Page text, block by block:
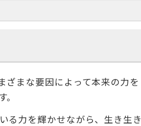
ざまな要因によって本来の力を
。
る力を輝かせながら、生き生き